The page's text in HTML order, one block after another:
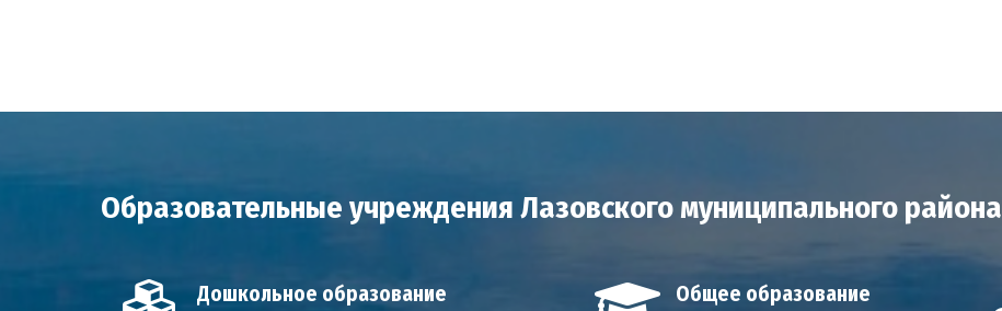
Образовательные учреждения Лазовского муниципального района
Дошкольное образование Общее образование